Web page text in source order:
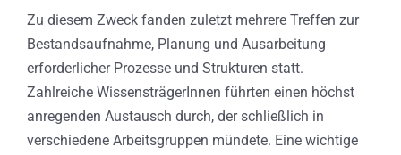
Zu diesem Zweck fanden zuletzt mehrere Treffen zur
Bestandsaufnahme, Planung und Ausarbeitung
erforderlicher Prozesse und Strukturen statt.
Zahlreiche WissensträgerInnen führten einen höchst
anregenden Austausch durch, der schließlich in
verschiedene Arbeitsgruppen mündete. Eine wichtige